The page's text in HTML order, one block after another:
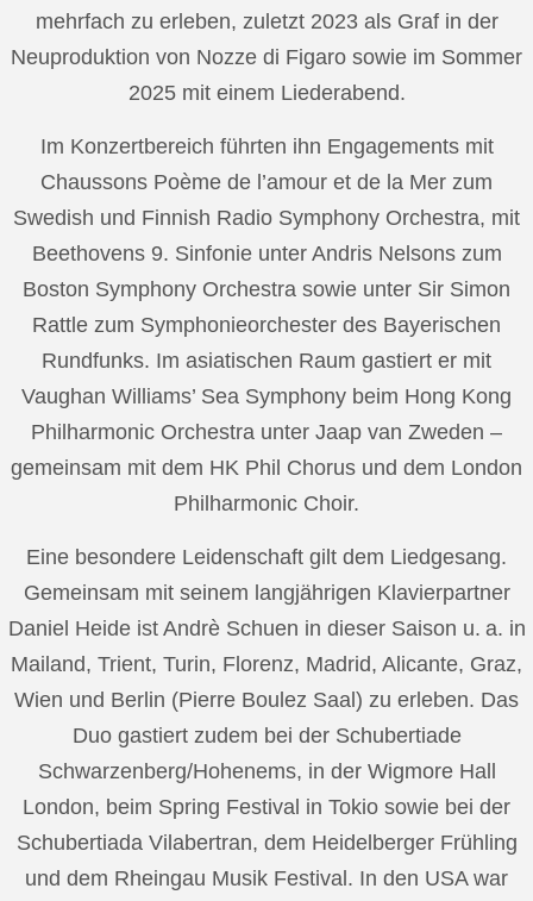
mehrfach zu erleben, zuletzt 2023 als Graf in der
Neuproduktion von Nozze di Figaro sowie im Sommer
2025 mit einem Liederabend.
Im Konzertbereich führten ihn Engagements mit
Chaussons Poème de l’amour et de la Mer zum
Swedish und Finnish Radio Symphony Orchestra, mit
Beethovens 9. Sinfonie unter Andris Nelsons zum
Boston Symphony Orchestra sowie unter Sir Simon
Rattle zum Symphonieorchester des Bayerischen
Rundfunks. Im asiatischen Raum gastiert er mit
Vaughan Williams’ Sea Symphony beim Hong Kong
Philharmonic Orchestra unter Jaap van Zweden –
gemeinsam mit dem HK Phil Chorus und dem London
Philharmonic Choir.
Eine besondere Leidenschaft gilt dem Liedgesang.
Gemeinsam mit seinem langjährigen Klavierpartner
Daniel Heide ist Andrè Schuen in dieser Saison u. a. in
Mailand, Trient, Turin, Florenz, Madrid, Alicante, Graz,
Wien und Berlin (Pierre Boulez Saal) zu erleben. Das
Duo gastiert zudem bei der Schubertiade
Schwarzenberg/Hohenems, in der Wigmore Hall
London, beim Spring Festival in Tokio sowie bei der
Schubertiada Vilabertran, dem Heidelberger Frühling
und dem Rheingau Musik Festival. In den USA war